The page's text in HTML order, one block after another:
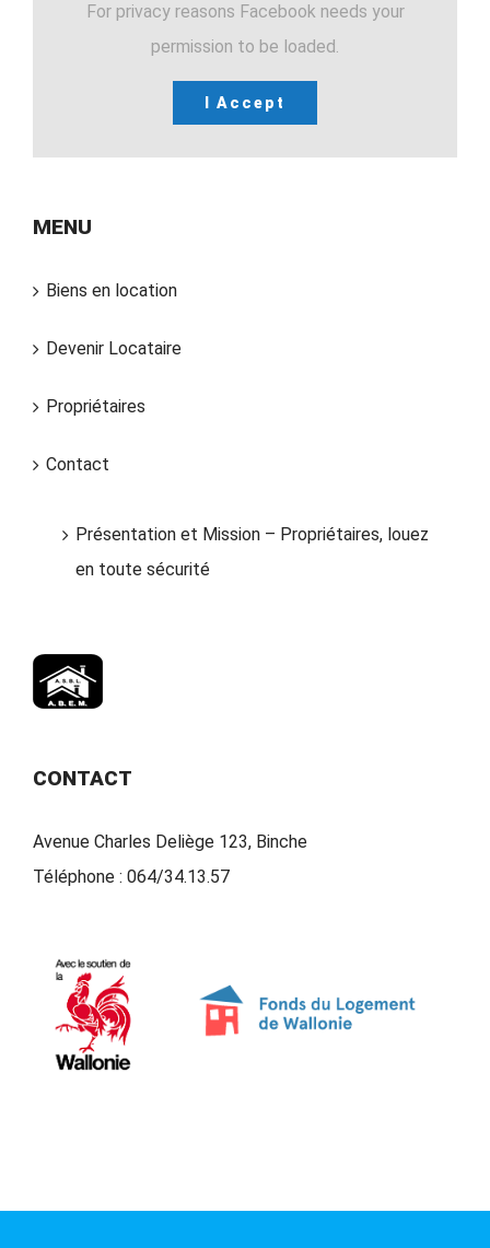
For privacy reasons Facebook needs your
permission to be loaded.
I Accept
MENU
Biens en location
Devenir Locataire
Propriétaires
Contact
Présentation et Mission – Propriétaires, louez
en toute sécurité
CONTACT
Avenue Charles Deliège 123, Binche
Téléphone : 064/34.13.57